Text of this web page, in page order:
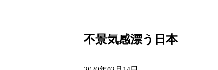
不景気感漂う日本